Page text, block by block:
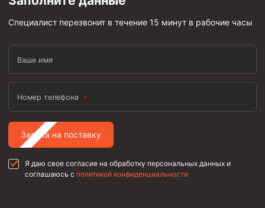
Специалист перезвонит в течение 15 минут в рабочие часы
Ваше имя
Номер телефона
Заявка на поставку
Я даю свое согласие на обработку персональных данных и
соглашаюсь с политикой конфиденциальности